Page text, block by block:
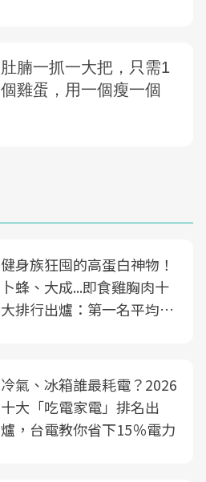
健身族狂囤的高蛋白神物！
卜蜂、大成...即食雞胸肉十
大排行出爐：第一名平均一
冷氣、冰箱誰最耗電？2026
十大「吃電家電」排名出
爐，台電教你省下15％電力